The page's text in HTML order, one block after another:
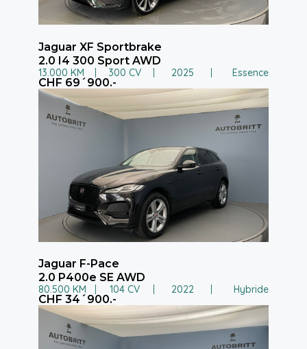
Jaguar XF Sportbrake
2.0 I4 300 Sport AWD
13.000 KM 300 CV 2025 Essence
CHF 69´900.-
Jaguar F-Pace
2.0 P400e SE AWD
80.500 KM 104 CV 2022 Hybride
CHF 34´900.-